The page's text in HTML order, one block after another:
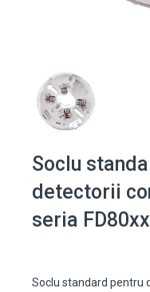
Soclu
detectorii
seria
Soclu standard pentru